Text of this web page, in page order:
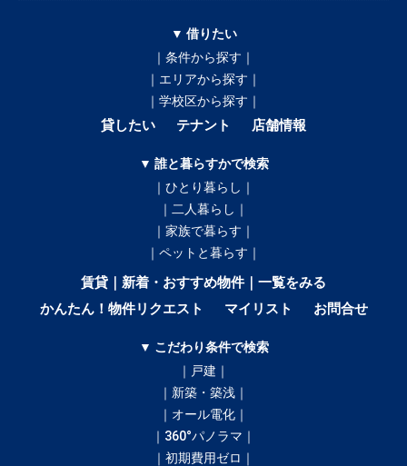
▼ 借りたい
｜条件から探す｜
｜エリアから探す｜
｜学校区から探す｜
貸したい テナント 店舗情報
▼ 誰と暮らすかで検索
｜ひとり暮らし｜
｜二人暮らし｜
｜家族で暮らす｜
｜ペットと暮らす｜
賃貸｜新着・おすすめ物件｜一覧をみる
かんたん！物件リクエスト
マイリスト お問合せ
▼ こだわり条件で検索
｜戸建｜
｜新築・築浅｜
｜オール電化｜
｜360°パノラマ｜
｜初期費用ゼロ｜